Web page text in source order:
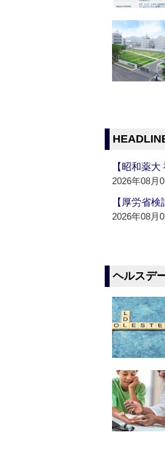
【昭和薬
2026年08月
【厚労省
2026年08月
ヘルスデ